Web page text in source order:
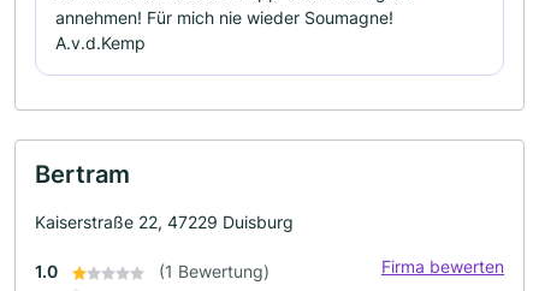
annehmen! Für mich nie wieder Soumagne!
A.v.d.Kemp
Bertram
Kaiserstraße 22, 47229 Duisburg
1.0 (1 Bewertung) Firma bewerten